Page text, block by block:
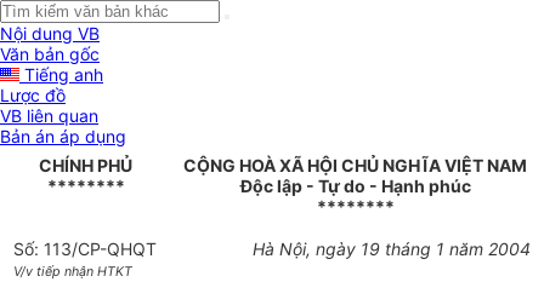
Nội dung VB
Văn bản gốc
Tiếng anh
Lược đồ
VB liên quan
Bản án áp dụng
CHÍNH PHỦ
********
CỘNG HOÀ XÃ HỘI CHỦ NGHĨA VIỆT NAM
Độc lập - Tự do - Hạnh phúc
********
Số: 113/CP-QHQT
V/v tiếp nhận HTKT
Hà Nội, ngày 19 tháng 1 năm 2004